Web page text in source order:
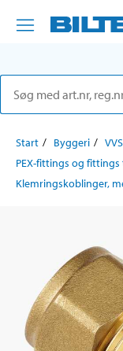
Start Byggeri VVS
PEX-fittings og
Klemringskoblinger,